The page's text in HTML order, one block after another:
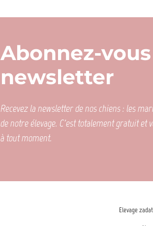
Abonnez-
newsletter
Recevez la newsletter de nos chiens : les
de notre élevage. C'est totalement gratuit et
à tout moment.
Elevage